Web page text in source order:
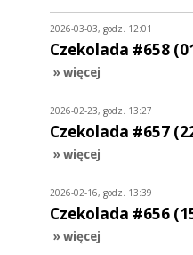
2026-03-03, godz. 12:01
Czekolada #658
» więcej
2026-02-23, godz. 13:27
Czekolada #657
» więcej
2026-02-16, godz. 13:39
Czekolada #656
» więcej